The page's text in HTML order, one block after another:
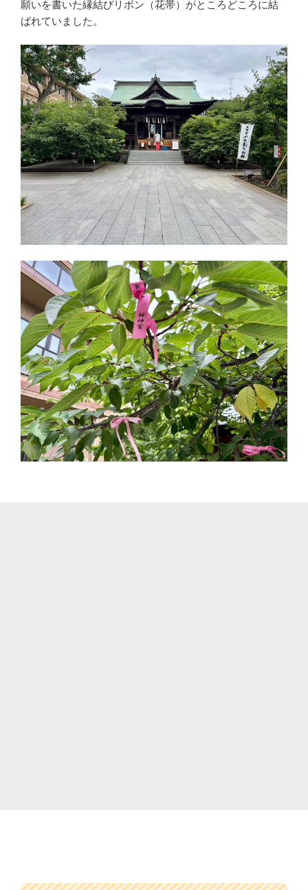
願いを書いた縁結びリボン（花帯）がところどころに結
ばれていました。